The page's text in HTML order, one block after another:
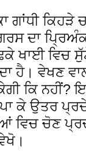
ਗਾਂਧੀ
ਦਾ
ਖਾਈ ਵਿਚ
ਹੈ। ਵੇਖਣ
ਕਿ ਨਹੀਂ?
ਕੇ ਉਤਰ
ਵਿਚ ਚੋਣ